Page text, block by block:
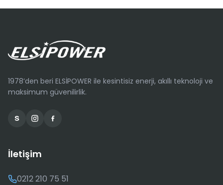
1978’den beri ELSİPOWER ile kesintisiz enerji, akıllı teknoloji ve
maksimum güvenilirlik.
İletişim
0212 210 75 51